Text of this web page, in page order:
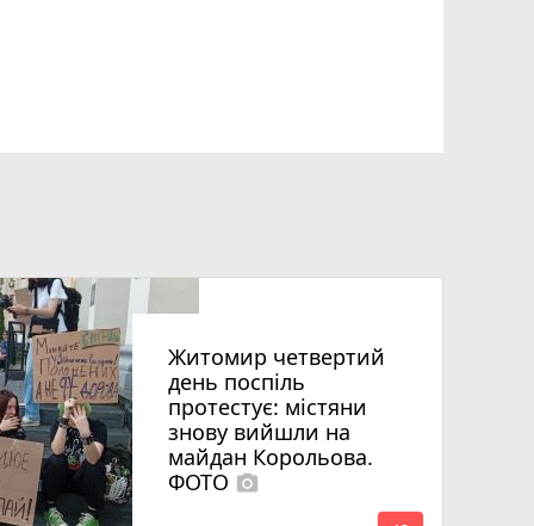
Житомир четвертий
день поспіль
протестує: містяни
знову вийшли на
майдан Корольова.
ФОТО photo_camera